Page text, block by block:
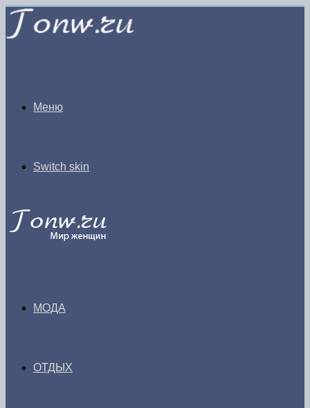
Меню
Switch skin
МОДА
ОТДЫХ